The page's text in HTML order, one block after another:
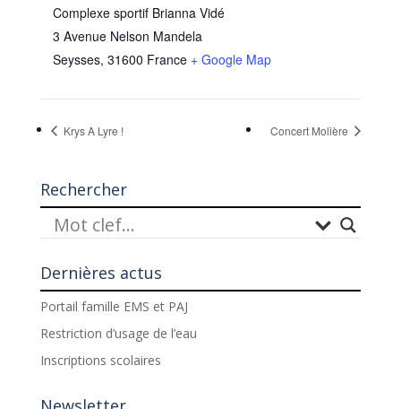
Complexe sportif Brianna Vidé
3 Avenue Nelson Mandela
Seysses, 31600 France + Google Map
Krys A Lyre ! Concert Molière
Rechercher
Dernières actus
Portail famille EMS et PAJ
Restriction d’usage de l’eau
Inscriptions scolaires